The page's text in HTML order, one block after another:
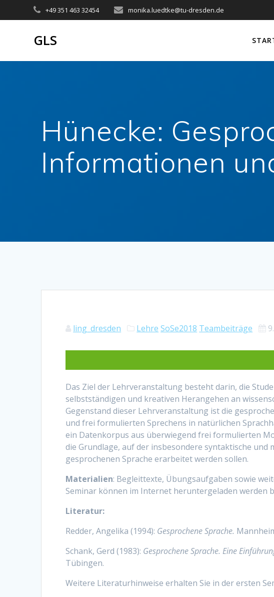
Inhalt
+49 351 463 32454 monika.luedtke@tu-dresden.de
GLS
Hünecke:
Informationen
ling_dresden Lehre SoSe2018 Teambeiträge
Das Ziel der Lehrveranstaltung besteht darin, die
selbstständigen und kreativen Herangehen an
Gegenstand dieser Lehrveranstaltung ist die
und frei formulierten Sprechens in natürlichen
ein Datenkorpus aus überwiegend frei formulierten
die Grundlage, auf der insbesondere syntaktische
gesprochenen Sprache erarbeitet werden sollen.
Materialien: Begleittexte, Übungsaufgaben sowie
Seminar können im Internet heruntergeladen werden
Literatur:
Redder, Angelika (1994): Gesprochene Sprache.
Schank, Gerd (1983): Gesprochene Sprache. Eine
Tübingen.
Weitere Literaturhinweise erhalten Sie in der ersten